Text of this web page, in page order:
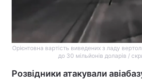
Орієнтовна вартість виведених з ладу
до 30 мільйонів доларів /
Розвідники атакували